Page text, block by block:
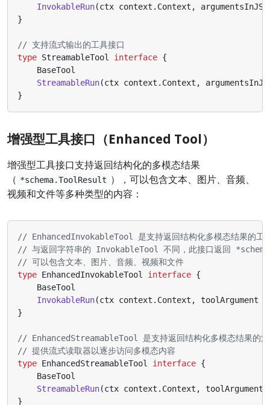
InvokableRun(ctx context . Context ,
}
// 支持流式输出的工具接口
type StreamableTool interface {
BaseTool
StreamableRun(ctx context . Context ,
}
增强型工具接口（Enhanced Tool）
增强型工具接口支持返回结构化的多模态结果
（ *schema.ToolResult ），可以包含文本、图片、音频、
视频和文件等多种类型的内容：
// EnhancedInvokableTool 是支持返回结构化多模态结果的工
// 与返回字符串的 InvokableTool 不同，此接口返回
// 可以包含文本、图片、音频、视频和文件
type EnhancedInvokableTool interface {
BaseTool
InvokableRun(ctx context . Context , toolArgument
}
// EnhancedStreamableTool 是支持返回结构化多模态结果的流
// 提供流式读取器以逐步访问多模态内容
type EnhancedStreamableTool interface {
BaseTool
StreamableRun(ctx context . Context , toolArgument
}